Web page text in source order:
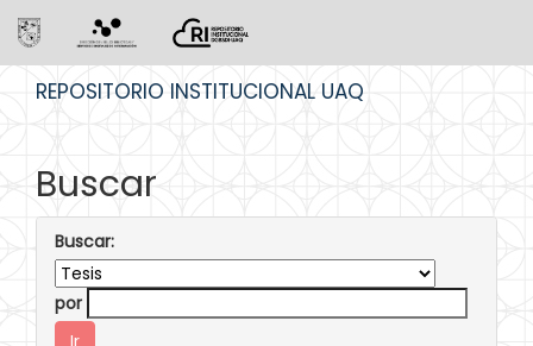
REPOSITORIO INSTITUCIONAL UAQ
Buscar
Buscar:
por